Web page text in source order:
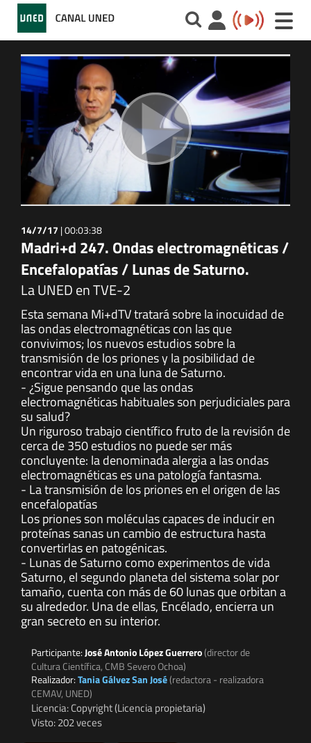
Toggle
14/7/17 |00:03:38
Madri+d 247. Ondas electromagnéticas /
Encefalopatías / Lunas de Saturno.
La UNED en TVE-2
Esta semana Mi+dTV tratará sobre la inocuidad de
las ondas electromagnéticas con las que
convivimos; los nuevos estudios sobre la
transmisión de los priones y la posibilidad de
encontrar vida en una luna de Saturno.
- ¿Sigue pensando que las ondas
electromagnéticas habituales son perjudiciales para
su salud?
Un riguroso trabajo científico fruto de la revisión de
cerca de 350 estudios no puede ser más
concluyente: la denominada alergia a las ondas
electromagnéticas es una patología fantasma.
- La transmisión de los priones en el origen de las
encefalopatías
Los priones son moléculas capaces de inducir en
proteínas sanas un cambio de estructura hasta
convertirlas en patogénicas.
- Lunas de Saturno como experimentos de vida
Saturno, el segundo planeta del sistema solar por
tamaño, cuenta con más de 60 lunas que orbitan a
su alrededor. Una de ellas, Encélado, encierra un
gran secreto en su interior.
Participante:José Antonio López Guerrero(director de
Cultura Científica, CMB Severo Ochoa)
Realizador:Tania Gálvez San José(redactora - realizadora
CEMAV, UNED)
Licencia: Copyright (Licencia propietaria)
Visto: 202 veces